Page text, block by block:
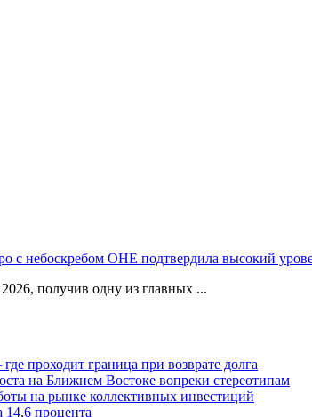
с небоскребом ОНЕ подтвердила высокий
получив одну из главных ...
проходит граница при возврате долга
на Ближнем Востоке вопреки стереотипам
на рынке коллективных инвестиций
процента